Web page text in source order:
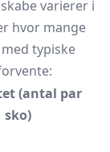
varierer i
hvor mange
typiske
(antal par
sko)